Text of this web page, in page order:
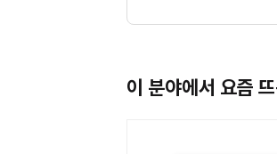
이 분야에서 요즘